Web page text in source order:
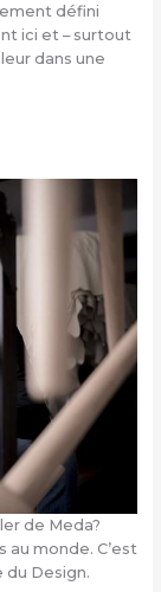
défini
ici et – surtout
dans une
de Meda?
au monde. C’est
du Design.